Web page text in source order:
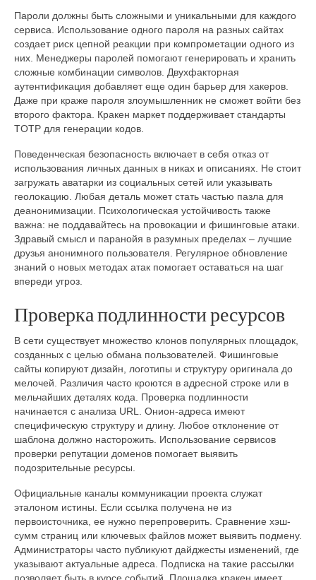
Пароли должны быть сложными и уникальными для каждого
сервиса. Использование одного пароля на разных сайтах
создает риск цепной реакции при компрометации одного из
них. Менеджеры паролей помогают генерировать и хранить
сложные комбинации символов. Двухфакторная
аутентификация добавляет еще один барьер для хакеров.
Даже при краже пароля злоумышленник не сможет войти без
второго фактора. Кракен маркет поддерживает стандарты
TOTP для генерации кодов.
Поведенческая безопасность включает в себя отказ от
использования личных данных в никах и описаниях. Не стоит
загружать аватарки из социальных сетей или указывать
геолокацию. Любая деталь может стать частью пазла для
деанонимизации. Психологическая устойчивость также
важна: не поддавайтесь на провокации и фишинговые атаки.
Здравый смысл и паранойя в разумных пределах – лучшие
друзья анонимного пользователя. Регулярное обновление
знаний о новых методах атак помогает оставаться на шаг
впереди угроз.
Проверка подлинности ресурсов
В сети существует множество клонов популярных площадок,
созданных с целью обмана пользователей. Фишинговые
сайты копируют дизайн, логотипы и структуру оригинала до
мелочей. Различия часто кроются в адресной строке или в
мельчайших деталях кода. Проверка подлинности
начинается с анализа URL. Онион-адреса имеют
специфическую структуру и длину. Любое отклонение от
шаблона должно насторожить. Использование сервисов
проверки репутации доменов помогает выявить
подозрительные ресурсы.
Официальные каналы коммуникации проекта служат
эталоном истины. Если ссылка получена не из
первоисточника, ее нужно перепроверить. Сравнение хэш-
сумм страниц или ключевых файлов может выявить подмену.
Администраторы часто публикуют дайджесты изменений, где
указывают актуальные адреса. Подписка на такие рассылки